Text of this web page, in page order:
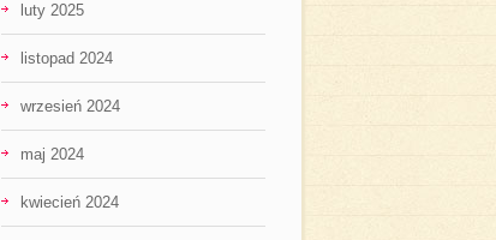
luty 2025
listopad 2024
wrzesień 2024
maj 2024
kwiecień 2024